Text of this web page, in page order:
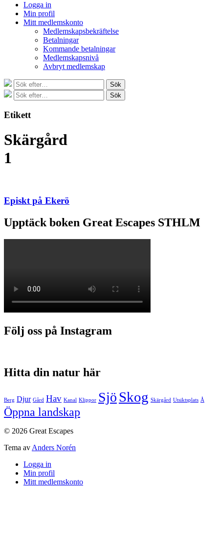
Logga in
Min profil
Mitt medlemskonto
Medlemskapsbekräftelse
Betalningar
Kommande betalningar
Medlemskapsnivå
Avbryt medlemskap
Sök
efter:
Sök
Sök
efter:
Sök
Etikett
Skärgård
1
Episkt på Ekerö
Upptäck boken Great Escapes STHLM
Följ oss på Instagram
Hitta din natur här
Berg Djur Gård Hav Kanal Klippor Sjö Skog Skärgård Utsiktsplats Å
Öppna landskap
© 2026 Great Escapes
Tema av Anders Norén
Logga in
Min profil
Mitt medlemskonto